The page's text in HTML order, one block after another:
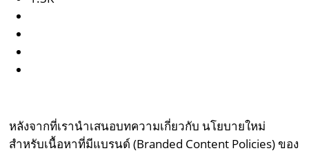
หลังจากที่เรานำเสนอบทความเกี่ยวกับ นโยบายใหม่
สำหรับเนื้อหาที่มีแบรนด์ (Branded Content Policies) ของ